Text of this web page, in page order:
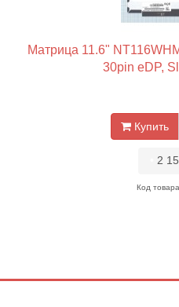
Матрица 11.6"
30pin eDP,
Купить
2
Код